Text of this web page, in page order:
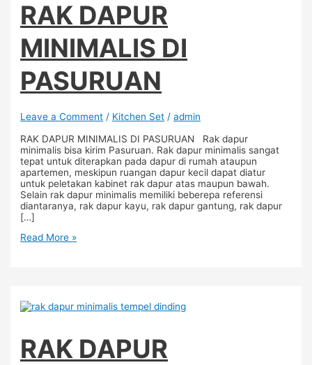
RAK DAPUR
MINIMALIS DI
PASURUAN
Leave a Comment / Kitchen Set /admin
RAK DAPUR MINIMALIS DI PASURUAN Rak dapur
minimalis bisa kirim Pasuruan. Rak dapur minimalis sangat
tepat untuk diterapkan pada dapur di rumah ataupun
apartemen, meskipun ruangan dapur kecil dapat diatur
untuk peletakan kabinet rak dapur atas maupun bawah.
Selain rak dapur minimalis memiliki beberepa referensi
diantaranya, rak dapur kayu, rak dapur gantung, rak dapur
[…]
Read More »
RAK DAPUR